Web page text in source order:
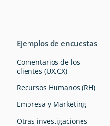
Ejemplos de encuestas
Comentarios de los
clientes (UX,CX)
Recursos Humanos (RH)
Empresa y Marketing
Otras investigaciones